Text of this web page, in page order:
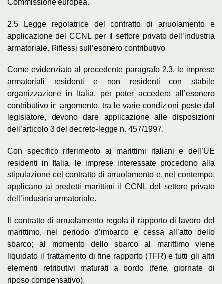
Commissione europea.
2.5 Legge regolatrice del contratto di arruolamento e
applicazione del CCNL per il settore privato dell’industria
armatoriale. Riflessi sull’esonero contributivo
Come evidenziato al precedente paragrafo 2.3, le imprese
armatoriali residenti e non residenti con stabile
organizzazione in Italia, per poter accedere all’esonero
contributivo in argomento, tra le varie condizioni poste dal
legislatore, devono dare applicazione alle disposizioni
dell’articolo 3 del decreto-legge n. 457/1997.
Con specifico riferimento ai marittimi italiani e dell’UE
residenti in Italia, le imprese interessate procedono alla
stipulazione del contratto di arruolamento e, nel contempo,
applicano ai predetti marittimi il CCNL del settore privato
dell’industria armatoriale.
Il contratto di arruolamento regola il rapporto di lavoro del
marittimo, nel periodo d’imbarco e cessa all’atto dello
sbarco; al momento dello sbarco al marittimo viene
liquidato il trattamento di fine rapporto (TFR) e tutti gli altri
elementi retributivi maturati a bordo (ferie, giornate di
riposo compensativo).